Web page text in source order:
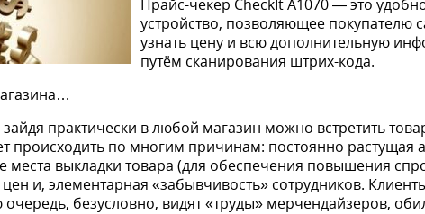
Прайс-чекер CheckIt А1070 — это
устройство, позволяющее покупателю
узнать цену и всю дополнительную
путём сканирования штрих-кода.
практически в любой магазин можно встретить
происходить по многим причинам: постоянно растущая
места выкладки товара (для обеспечения повышения
и, элементарная «забывчивость» сотрудников.
безусловно, видят «труды» мерчендайзеров,